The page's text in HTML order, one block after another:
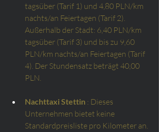
tagsüber (Tarif 1) und 4,80 PLN/km
nachts/an Feiertagen (Tarif 2).
Außerhalb der Stadt: 6,40 PLN/km
tagsüber (Tarif 3) und bis zu 9,60
PLN/km nachts/an Feiertagen (Tarif
4). Der Stundensatz beträgt 40,00
PLN.
Nachttaxi Stettin : Dieses
Unternehmen bietet keine
Standardpreisliste pro Kilometer an.